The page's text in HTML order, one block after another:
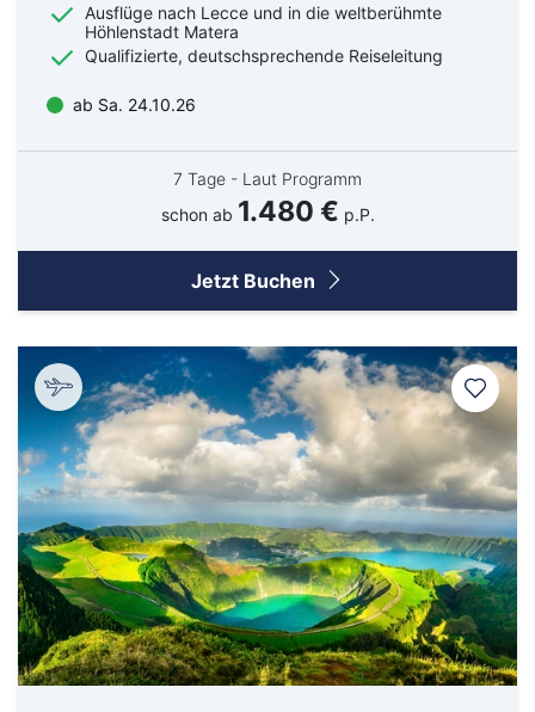
Ausflüge nach Lecce und in die weltberühmte
Höhlenstadt Matera
Qualifizierte, deutschsprechende Reiseleitung
ab Sa. 24.10.26
7 Tage - Laut Programm
schon ab 1.480 € p.P.
Jetzt Buchen